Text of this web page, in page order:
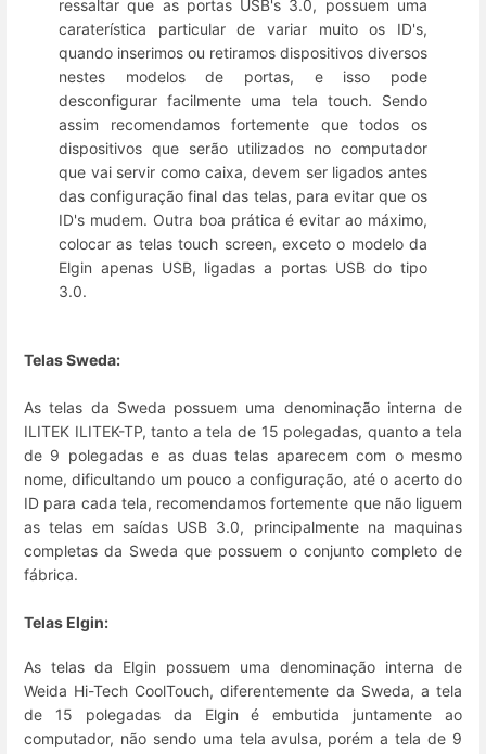
ressaltar que as portas USB's 3.0, possuem uma
caraterística particular de variar muito os ID's,
quando inserimos ou retiramos dispositivos diversos
nestes modelos de portas, e isso pode
desconfigurar facilmente uma tela touch. Sendo
assim recomendamos fortemente que todos os
dispositivos que serão utilizados no computador
que vai servir como caixa, devem ser ligados antes
das configuração final das telas, para evitar que os
ID's mudem. Outra boa prática é evitar ao máximo,
colocar as telas touch screen, exceto o modelo da
Elgin apenas USB, ligadas a portas USB do tipo
3.0.
Telas Sweda:
As telas da Sweda possuem uma denominação interna de
ILITEK ILITEK-TP, tanto a tela de 15 polegadas, quanto a tela
de 9 polegadas e as duas telas aparecem com o mesmo
nome, dificultando um pouco a configuração, até o acerto do
ID para cada tela, recomendamos fortemente que não liguem
as telas em saídas USB 3.0, principalmente na maquinas
completas da Sweda que possuem o conjunto completo de
fábrica.
Telas Elgin:
As telas da Elgin possuem uma denominação interna de
Weida Hi-Tech CoolTouch, diferentemente da Sweda, a tela
de 15 polegadas da Elgin é embutida juntamente ao
computador, não sendo uma tela avulsa, porém a tela de 9